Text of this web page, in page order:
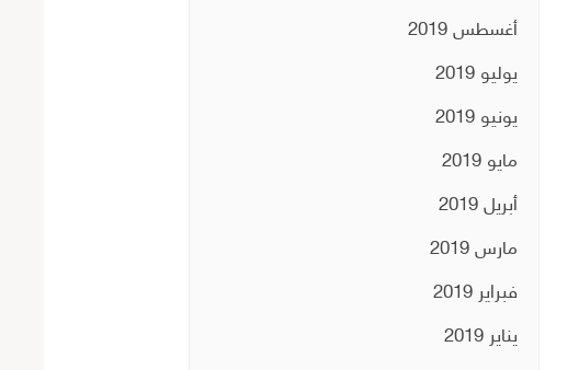
أغسطس 2019
يوليو 2019
يونيو 2019
مايو 2019
أبريل 2019
مارس 2019
فبراير 2019
يناير 2019